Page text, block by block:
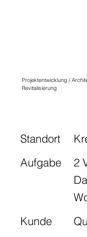
Standort
Aufgabe
2
Kunde
Projektentwicklung /
Revitalisierung